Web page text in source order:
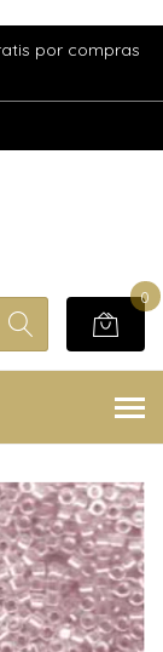
por compras
0